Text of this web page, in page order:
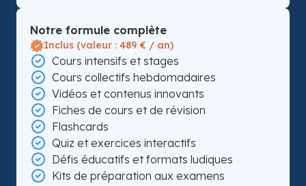
Notre formule complète
Inclus (valeur : 489 € / an)
Cours intensifs et stages
Cours collectifs hebdomadaires
Vidéos et contenus innovants
Fiches de cours et de révision
Flashcards
Quiz et exercices interactifs
Défis éducatifs et formats ludiques
Kits de préparation aux examens